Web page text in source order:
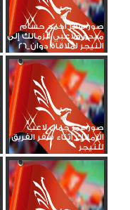
صور سفر أحمد حسام
ميدو ولاعبي الزمالك إلى
النيجر لملاقاة دوان_26
صور عمر جمال لاعب
الزمالك أثناء سفر الفريق
للنيجر